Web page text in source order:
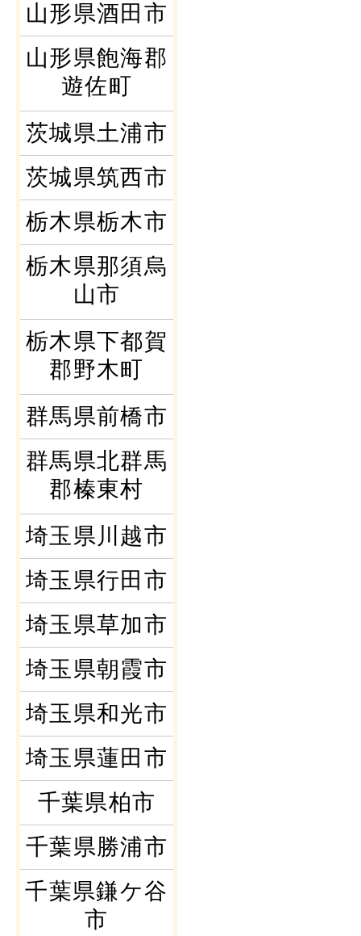
山形県酒田市
山形県飽海郡
遊佐町
茨城県土浦市
茨城県筑西市
栃木県栃木市
栃木県那須烏
山市
栃木県下都賀
郡野木町
群馬県前橋市
群馬県北群馬
郡榛東村
埼玉県川越市
埼玉県行田市
埼玉県草加市
埼玉県朝霞市
埼玉県和光市
埼玉県蓮田市
千葉県柏市
千葉県勝浦市
千葉県鎌ケ谷
市